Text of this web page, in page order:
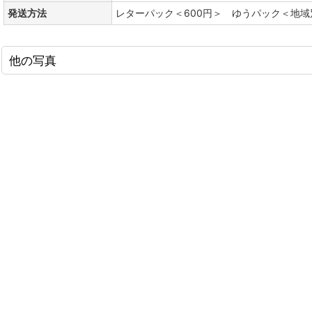
発送方法 レターパック＜600円＞ ゆうパック＜地域
他の写真